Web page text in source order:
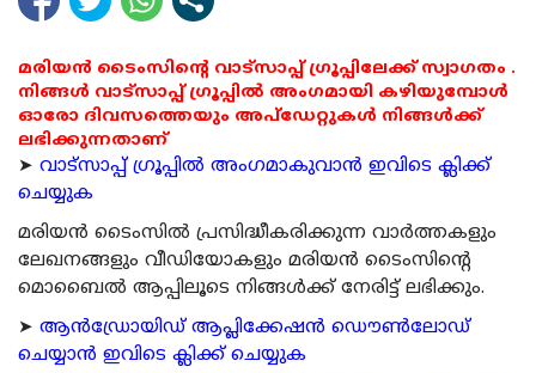
മരിയൻ ടൈംസിന്റെ വാട്സാപ്പ് ഗ്രൂപ്പിലേക്ക് സ്വാഗതം .
നിങ്ങൾ വാട്സാപ്പ് ഗ്രൂപ്പിൽ അംഗമായി കഴിയുമ്പോൾ
ഓരോ ദിവസത്തെയും അപ്ഡേറ്റുകൾ നിങ്ങൾക്ക്
ലഭിക്കുന്നതാണ്
➤ വാട്സാപ്പ് ഗ്രൂപ്പിൽ അംഗമാകുവാൻ ഇവിടെ ക്ലിക്ക്
ചെയ്യുക
മരിയന്‍ ടൈംസില്‍ പ്രസിദ്ധീകരിക്കുന്ന വാര്‍ത്തകളും
ലേഖനങ്ങളും വീഡിയോകളും മരിയന്‍ ടൈംസിന്റെ
മൊബൈല്‍ ആപ്പിലൂടെ നിങ്ങള്‍ക്ക് നേരിട്ട് ലഭിക്കും.
➤ ആന്‍ഡ്രോയിഡ് ആപ്ലിക്കേഷന്‍ ഡൌണ്‍ലോഡ്
ചെയ്യാന്‍ ഇവിടെ ക്ലിക്ക് ചെയ്യുക